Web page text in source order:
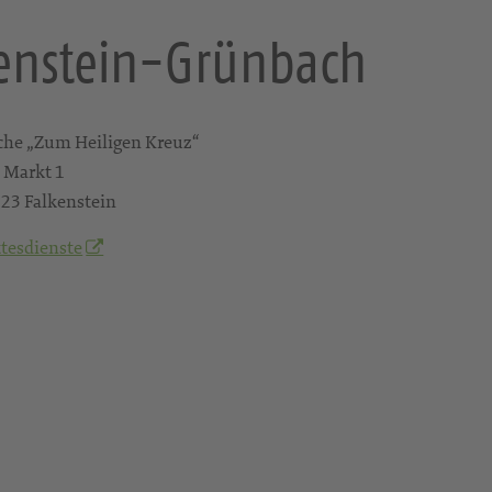
Grünbach
„Zum Heiligen Kreuz“
1
Falkenstein